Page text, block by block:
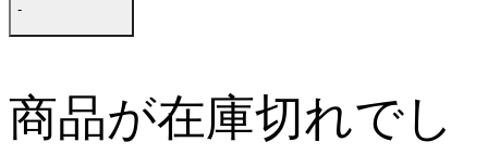
-
商品が在庫切れでし